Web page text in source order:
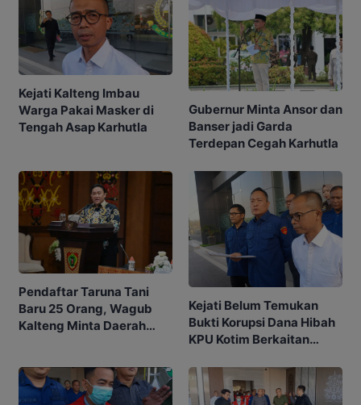
Kejati Kalteng Imbau
Warga Pakai Masker di
Tengah Asap Karhutla
Gubernur Minta Ansor dan
Banser jadi Garda
Terdepan Cegah Karhutla
Pendaftar Taruna Tani
Baru 25 Orang, Wagub
Kalteng Minta Daerah
Kejati Belum Temukan
Bukti Korupsi Dana Hibah
KPU Kotim Berkaitan